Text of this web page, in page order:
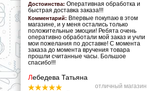
Достоинства: Оперативная обработка и
быстрая доставка заказа!!!
Комментарий: Впервые покупаю в этом
магазине, и у меня остались только
положительные эмоции! Ребята очень
оперативно обработали мой заказ и учли
мои пожелания по доставке! С момента
заказа до момента вручения товара
прошли считанные часы. Большое
спасибо!!!
Лебедева Татьяна
отличный магазин